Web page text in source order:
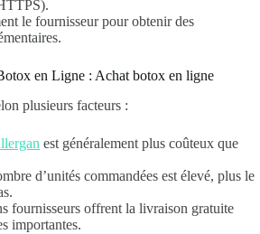
le fournisseur pour obtenir des
en Ligne : Achat botox en ligne
plusieurs facteurs :
est généralement plus coûteux que
d’unités commandées est élevé, plus le
fournisseurs offrent la livraison gratuite
importantes.